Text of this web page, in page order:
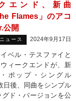
エンド、新曲
Flames」のアコ
公開
ュース 2024年9月17日
ベル・テスファイと
ィークエンドが、新
ポップ・シングル
日後、同曲をシンプル
ド・バージョンを公